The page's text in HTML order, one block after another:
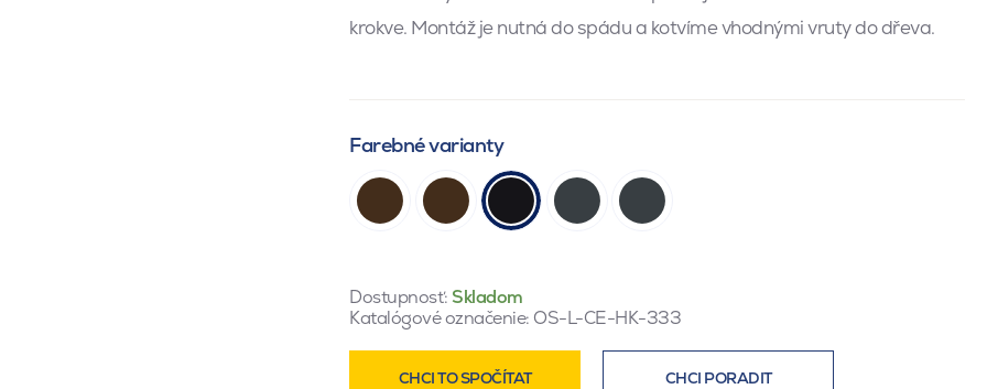
krokve. Montáž je nutná do spádu a kotvíme vhodnými vruty do dřeva.
Farebné varianty
Dostupnosť: Skladom
Katalógové označenie: OS-L-CE-HK-333
CHCI TO SPOČÍTAT CHCI PORADIT